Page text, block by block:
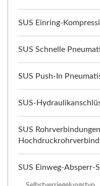
SUS Einring-
SUS Schnelle
SUS Push-In
SUS-
SUS
SUS Einweg-Absperr-